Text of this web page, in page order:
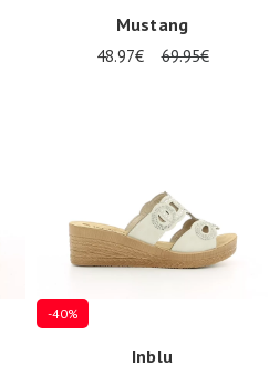
Mustang
48.97€ 69.95€
-40%
Inblu